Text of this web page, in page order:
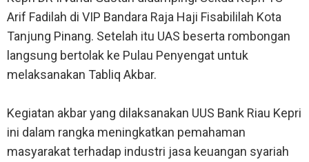
Arif Fadilah di VIP Bandara Raja Haji Fisabililah Kota
Tanjung Pinang. Setelah itu UAS beserta rombongan
langsung bertolak ke Pulau Penyengat untuk
melaksanakan Tabliq Akbar.
Kegiatan akbar yang dilaksanakan UUS Bank Riau Kepri
ini dalam rangka meningkatkan pemahaman
masyarakat terhadap industri jasa keuangan syariah